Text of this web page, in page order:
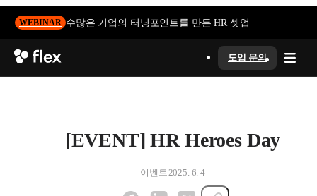
WEBINAR 수많은 기업의 터닝포인트를 만든 HR 셋업
도입 문의
[EVENT] HR Heroes Day
이벤트 2025. 6. 4